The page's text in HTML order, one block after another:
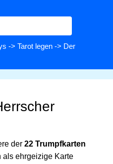
-> Tarot legen -> Der
der 22 Trumpfkarten
als ehrgeizige Karte